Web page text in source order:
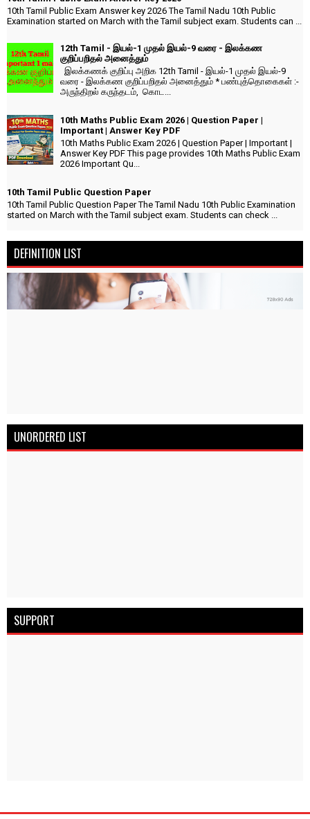
10th Tamil Public Exam Answer key 2026 The Tamil Nadu 10th Public
Examination started on March with the Tamil subject exam. Students can ...
12th Tamil - இயல்-1 முதல் இயல்-9 வரை - இலக்கண
குறிப்பறிதல் அனைத்தும்
இலக்கணக் குறிப்பு அறிக 12th Tamil - இயல்-1 முதல் இயல்-9
வரை - இலக்கண குறிப்பறிதல் அனைத்தும் * பண்புத்தொகைகள் :-
அருந்திறல் கருந்தடம், கொட...
10th Maths Public Exam 2026 | Question Paper |
Important | Answer Key PDF
10th Maths Public Exam 2026 | Question Paper | Important |
Answer Key PDF This page provides 10th Maths Public Exam
2026 Important Qu...
10th Tamil Public Question Paper
10th Tamil Public Question Paper The Tamil Nadu 10th Public Examination
started on March with the Tamil subject exam. Students can check ...
DEFINITION LIST
UNORDERED LIST
SUPPORT